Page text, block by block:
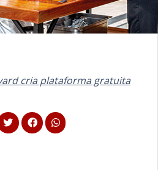
cria plataforma gratuita